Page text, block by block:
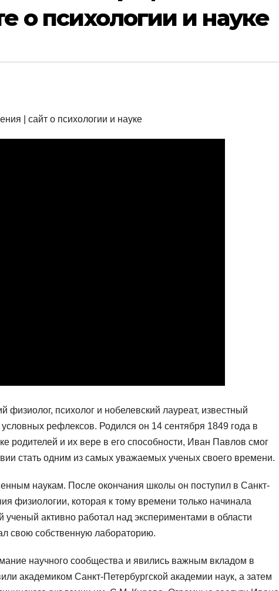
о психологии и науке
психолог и нобелевский лауреат, известный
рефлексов. Родился он 14 сентября 1849 года в
родителей и их вере в его способности, Иван Павлов смог
стать одним из самых уважаемых ученых своего времени.
наукам. После окончания школы он поступил в Санкт-
физиологии, которая к тому времени только начинала
ученый активно работал над экспериментами в области
свою собственную лабораторию.
научного сообщества и явились важным вкладом в
академиком Санкт-Петербургской академии наук, а затем